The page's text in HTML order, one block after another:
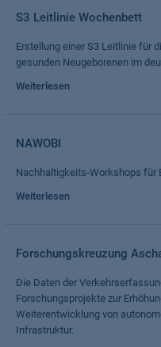
S3 Leitlinie Wochenbett
Erstellung einer S3 Leitlinie für
gesunden Neugeborenen im
Weiterlesen
NAWOBI
Nachhaltigkeits-Workshops für
Weiterlesen
Forschungskreuzung
Die Daten der
Forschungsprojekte zur
Weiterentwicklung von
Infrastruktur.